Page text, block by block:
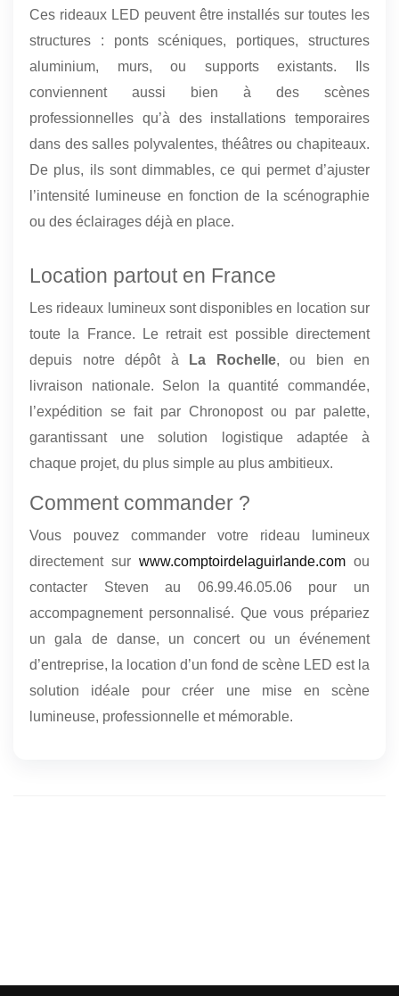
Ces rideaux LED peuvent être installés sur toutes les
structures : ponts scéniques, portiques, structures
aluminium, murs, ou supports existants. Ils
conviennent aussi bien à des scènes
professionnelles qu’à des installations temporaires
dans des salles polyvalentes, théâtres ou chapiteaux.
De plus, ils sont dimmables, ce qui permet d’ajuster
l’intensité lumineuse en fonction de la scénographie
ou des éclairages déjà en place.
Location partout en France
Les rideaux lumineux sont disponibles en location sur
toute la France. Le retrait est possible directement
depuis notre dépôt à
La Rochelle, ou bien en
livraison nationale. Selon la quantité commandée,
l’expédition se fait par Chronopost ou par palette,
garantissant une solution logistique adaptée à
chaque projet, du plus simple au plus ambitieux.
Comment commander ?
Vous pouvez commander votre rideau lumineux
directement sur www.comptoirdelaguirlande.com ou
contacter Steven au 06.99.46.05.06 pour un
accompagnement personnalisé. Que vous prépariez
un gala de danse, un concert ou un événement
d’entreprise, la location d’un fond de scène LED est la
solution idéale pour créer une mise en scène
lumineuse, professionnelle et mémorable.